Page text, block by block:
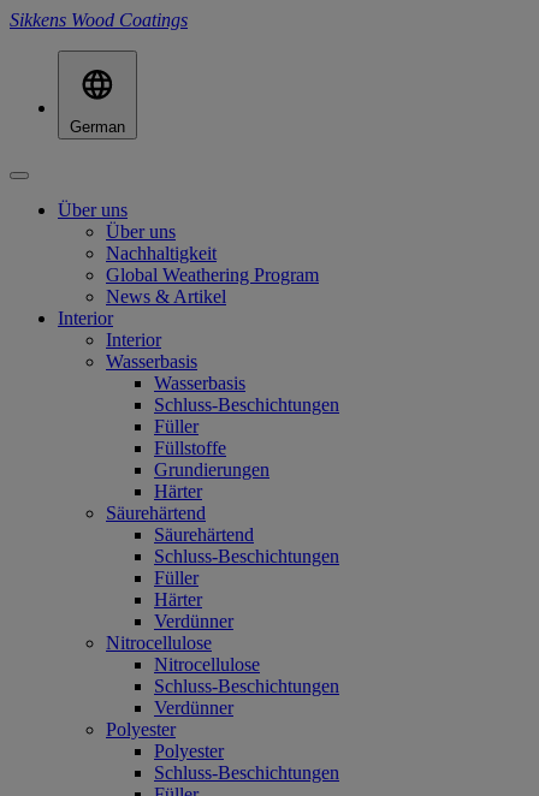
Sikkens Wood Coatings
German
Über uns
Über uns
Nachhaltigkeit
Global Weathering Program
News & Artikel
Interior
Interior
Wasserbasis
Wasserbasis
Schluss-Beschichtungen
Füller
Füllstoffe
Grundierungen
Härter
Säurehärtend
Säurehärtend
Schluss-Beschichtungen
Füller
Härter
Verdünner
Nitrocellulose
Nitrocellulose
Schluss-Beschichtungen
Verdünner
Polyester
Polyester
Schluss-Beschichtungen